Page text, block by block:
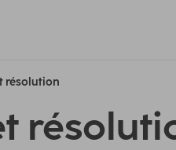
résolution